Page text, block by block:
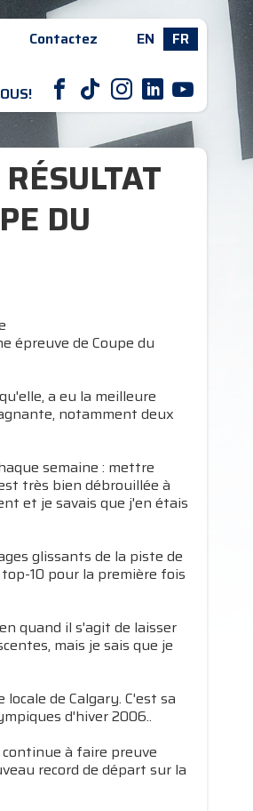
Contactez EN FR
F T I L Y
DU
épreuve de Coupe du
a eu la meilleure
notamment deux
semaine : mettre
très bien débrouillée à
et je savais que j'en étais
glissants de la piste de
10 pour la première fois
quand il s'agit de laisser
mais je sais que je
de Calgary. C'est sa
d'hiver 2006..
à faire preuve
record de départ sur la